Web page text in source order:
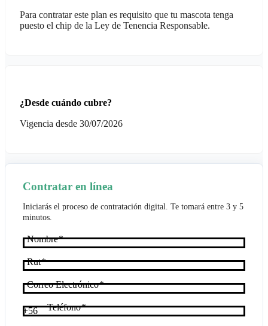
Para contratar este plan es requisito que tu mascota tenga
puesto el chip de la Ley de Tenencia Responsable.
¿Desde cuándo cubre?
Vigencia desde 30/07/2026
Contratar en línea
Iniciarás el proceso de contratación digital. Te tomará entre 3 y 5
minutos.
Nombre
Rut
Correo Electrónico
Teléfono
+56